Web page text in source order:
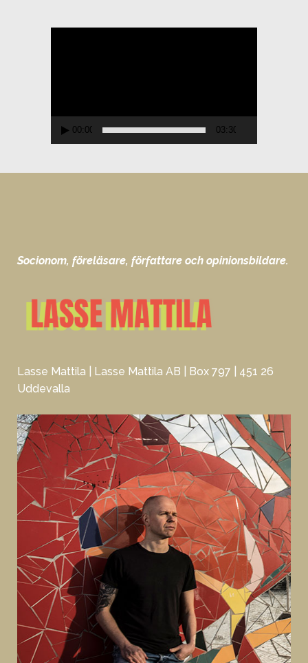
00:00 03:30
Socionom, föreläsare, författare och opinionsbildare.
Lasse Mattila | Lasse Mattila AB | Box 797 | 451 26
Uddevalla